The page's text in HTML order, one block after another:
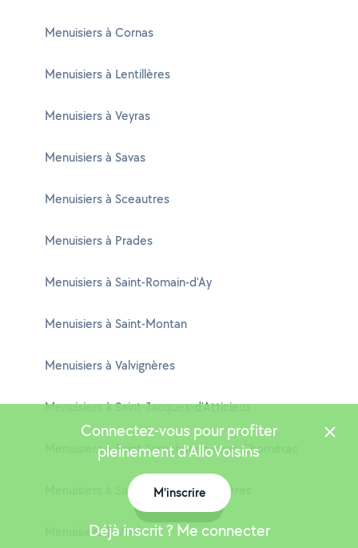
Menuisiers à Cornas
Menuisiers à Lentillères
Menuisiers à Veyras
Menuisiers à Savas
Menuisiers à Sceautres
Menuisiers à Prades
Menuisiers à Saint-Romain-d'Ay
Menuisiers à Saint-Montan
Menuisiers à Valvignères
Menuisiers à Saint-Jacques-d'Atticieux
Menuisiers à Saint-Symphorien-sous-Chomérac
Menuisiers à Saint-André-de-Cruzières
Menuisiers à Ucel
Connectez-vous pour profiter
pleinement d'AlloVoisins
M'inscrire
Déjà inscrit ? Me connecter